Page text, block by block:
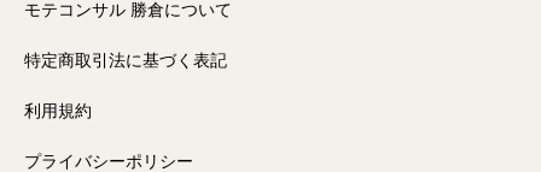
モテコンサル 勝倉について
特定商取引法に基づく表記
利用規約
プライバシーポリシー